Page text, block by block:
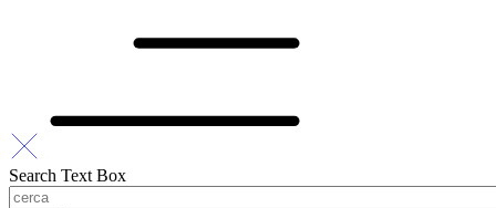
Search Text Box